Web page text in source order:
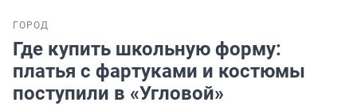
ГОРОД
Где купить школьную форму:
платья с фартуками и костюмы
поступили в «Угловой»